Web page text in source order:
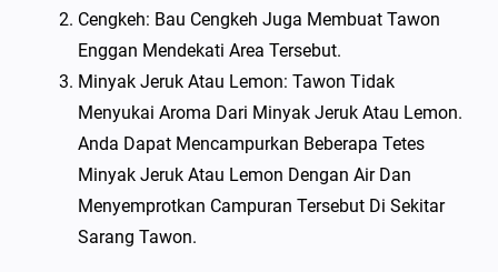
Cengkeh: Bau Cengkeh Juga Membuat Tawon
Enggan Mendekati Area Tersebut.
Minyak Jeruk Atau Lemon: Tawon Tidak
Menyukai Aroma Dari Minyak Jeruk Atau Lemon.
Anda Dapat Mencampurkan Beberapa Tetes
Minyak Jeruk Atau Lemon Dengan Air Dan
Menyemprotkan Campuran Tersebut Di Sekitar
Sarang Tawon.